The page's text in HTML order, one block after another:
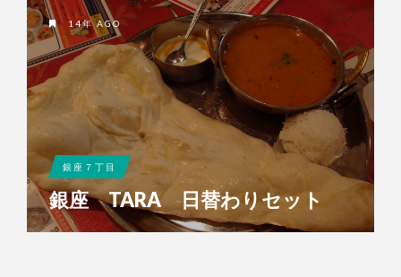
14年 AGO
銀座７丁目
銀座 TARA 日替わりセット